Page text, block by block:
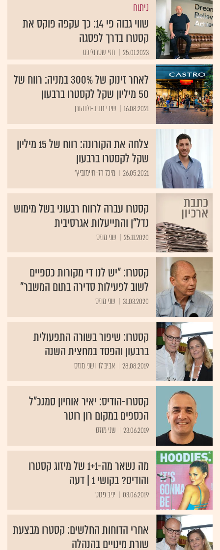
ניתוח
שווי גבוה פי 14: כך עקפה פוקס את
קסטרו בדרך לפסגה
25.01.2023 חזי שטרנליכט
לאחר זינוק של 300% במניה: רווח של
50 מיליון שקל לקסטרו ברבעון
16.08.2021 שירי חביב-ולדהורן
צלחה את הקורונה: רווח של 15 מיליון
שקל לקסטרו ברבעון
26.05.2021 מיכל רז-חיימוביץ'
קסטרו עברה לרווח רבעוני בשל מימוש
נדל"ן והתייעלות אגרסיבית
25.11.2020 שני מוזס
קסטרו: "יש לנו די מקורות כספיים
לשוב לפעילות סדירה בתום המשבר"
31.03.2020 שני מוזס
קסטרו: שיפור בשורה התפעולית
ברבעון והפסד במחצית השנה
28.08.2019 אביב לוי ושני מוזס
קסטרו-הודיס: יאיר אוחיון סמנכ"ל
הכספים במקום רון רוטר
23.06.2019 שני מוזס
מה נשאר מה-1+1 של מיזוג קסטרו
והודיס? בקושי 1 | דעה
03.06.2019 יניב פגוט
אחרי הדוחות החלשים: קסטרו מבצעת
שורת מינויים בהנהלה